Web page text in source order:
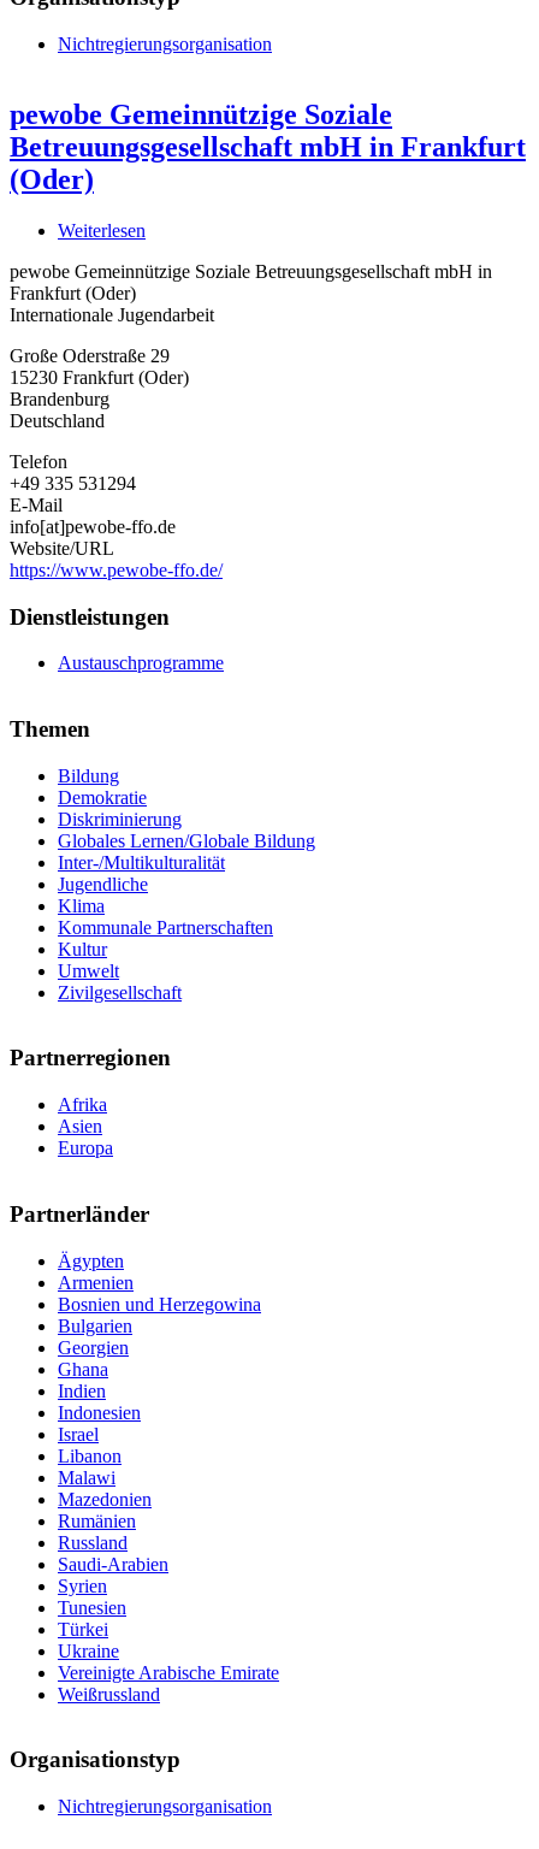
Nichtregierungsorganisation
pewobe Gemeinnützige Soziale
Betreuungsgesellschaft mbH in Frankfurt
(Oder)
Weiterlesen
Gemeinnützige
Betreuungsgesellschaft
in
Frankfurt
pewobe Gemeinnützige Soziale Betreuungsgesellschaft mbH in
Frankfurt (Oder)
Internationale Jugendarbeit
Große Oderstraße 29
15230 Frankfurt (Oder)
Brandenburg
Deutschland
Telefon
+49 335 531294
E-Mail
info[at]pewobe-ffo.de
Website/URL
https://www.pewobe-ffo.de/
Dienstleistungen
Austauschprogramme
Themen
Bildung
Demokratie
Diskriminierung
Globales Lernen/Globale Bildung
Inter-/Multikulturalität
Jugendliche
Klima
Kommunale Partnerschaften
Kultur
Umwelt
Zivilgesellschaft
Partnerregionen
Afrika
Asien
Europa
Partnerländer
Ägypten
Armenien
Bosnien und Herzegowina
Bulgarien
Georgien
Ghana
Indien
Indonesien
Israel
Libanon
Malawi
Mazedonien
Rumänien
Russland
Saudi-Arabien
Syrien
Tunesien
Türkei
Ukraine
Vereinigte Arabische Emirate
Weißrussland
Organisationstyp
Nichtregierungsorganisation